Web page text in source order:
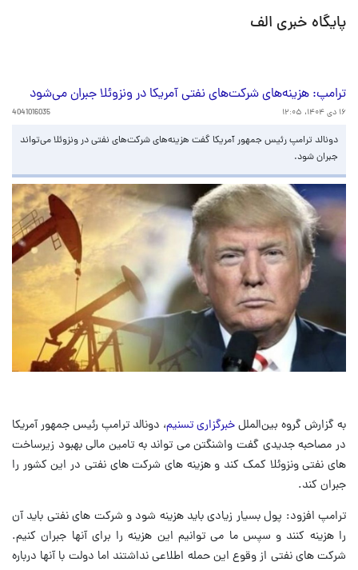
پایگاه خبری الف
ترامپ: هزینه‌های شرکت‌های نفتی آمریکا در ونزوئلا جبران می‌شود
۱۶ دی ۱۴۰۴، ۱۲:۰۵ 4041016035
دونالد ترامپ رئیس جمهور آمریکا گفت هزینه‌های شرکت‌های نفتی در ونزوئلا می‌تواند
جبران شود.
به گزارش گروه بین‌المللخبرگزاری تسنیم، دونالد ترامپ رئیس جمهور آمریکا
در مصاحبه جدیدی گفت واشنگتن می تواند به تامین مالی بهبود زیرساخت
های نفتی ونزوئلا کمک کند و هزینه های شرکت های نفتی در این کشور را
جبران کند.
ترامپ افزود: پول بسیار زیادی باید هزینه شود و شرکت های نفتی باید آن
را هزینه کنند و سپس ما می توانیم این هزینه را برای آنها جبران کنیم.
شرکت های نفتی از وقوع این حمله اطلاعی نداشتند اما دولت با آنها درباره